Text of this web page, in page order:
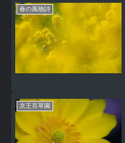
春の風物詩
京王百草園